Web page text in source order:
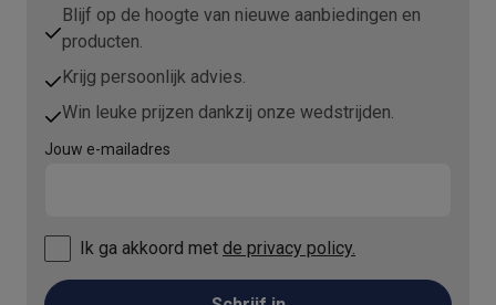
Blijf op de hoogte van nieuwe aanbiedingen en
producten.
Krijg persoonlijk advies.
Win leuke prijzen dankzij onze wedstrijden.
Jouw e-mailadres
Ik ga akkoord met de privacy policy.